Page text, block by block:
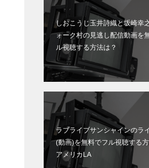
しおこうじ玉井詩織と坂崎幸
ォーク村の見逃し配信動画を
ル視聴する方法は？
ラブライブサンシャインのラ
(動画)を無料でフル視聴する
アメリカLA